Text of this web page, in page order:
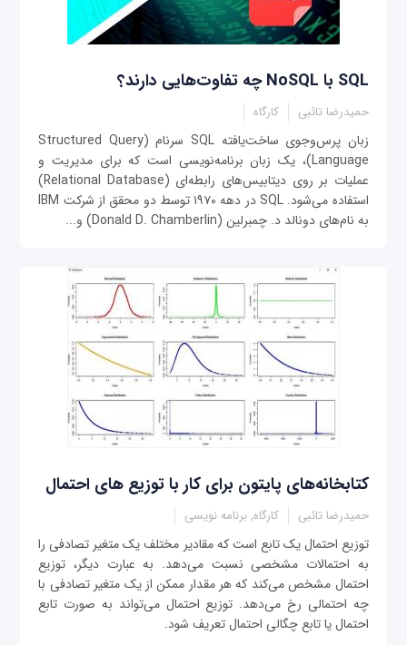
SQL با NoSQL چه تفاوت‌‌هایی دارند؟
حمیدرضا تائبی کارگاه
زبان پرس‌وجوی ساخت‌یافته SQL سرنام (Structured Query
Language)، یک زبان برنامه‌نویسی است که برای مدیریت و
عملیات بر روی دیتابیس‌های رابطه‌ای (Relational Database)
استفاده می‌شود. SQL در دهه ۱۹۷۰ توسط دو محقق از شرکت IBM
به نام‌های دونالد د. چمبرلین (Donald D. Chamberlin) و...
کتابخانه‌های پایتون برای کار با توزیع های احتمال
حمیدرضا تائبی کارگاه, برنامه نویسی
توزیع احتمال یک تابع است که مقادیر مختلف یک متغیر تصادفی را
به احتمالات مشخصی نسبت می‌دهد. به عبارت دیگر، توزیع
احتمال مشخص می‌کند که هر مقدار ممکن از یک متغیر تصادفی با
چه احتمالی رخ می‌دهد. توزیع احتمال می‌تواند به صورت تابع
احتمال یا تابع چگالی احتمال تعریف شود.